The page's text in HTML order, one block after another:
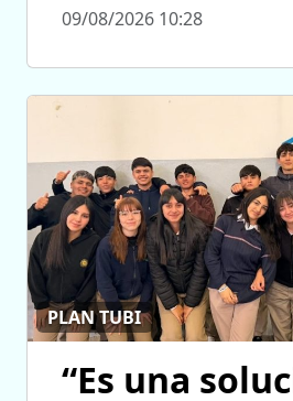
09/08/2026 10:28
PLAN TUBI
“Es una